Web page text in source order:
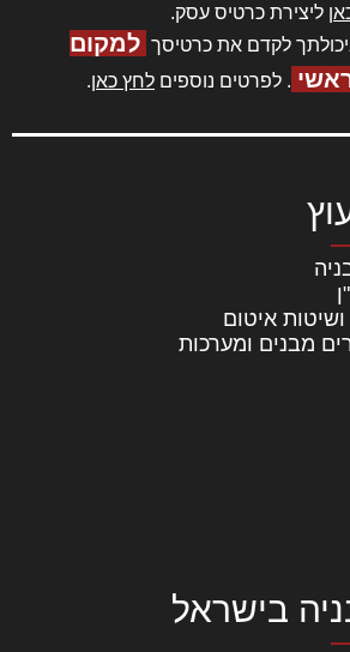
ליצירת כרטיס עסק.
לקדם את כרטיסך למקום
. לפרטים נוספים לחץ כאן.
ושיטות איטום
מבנים ומערכות
בישראל